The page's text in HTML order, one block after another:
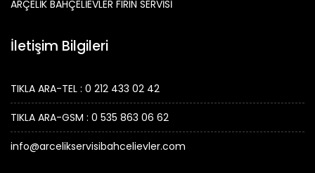
ARÇELİK BAHÇELİEVLER FIRIN SERVİSİ
İletişim Bilgileri
TIKLA ARA-TEL : 0 212 433 02 42
TIKLA ARA-GSM : 0 535 863 06 62
info@arcelikservisibahcelievler.com